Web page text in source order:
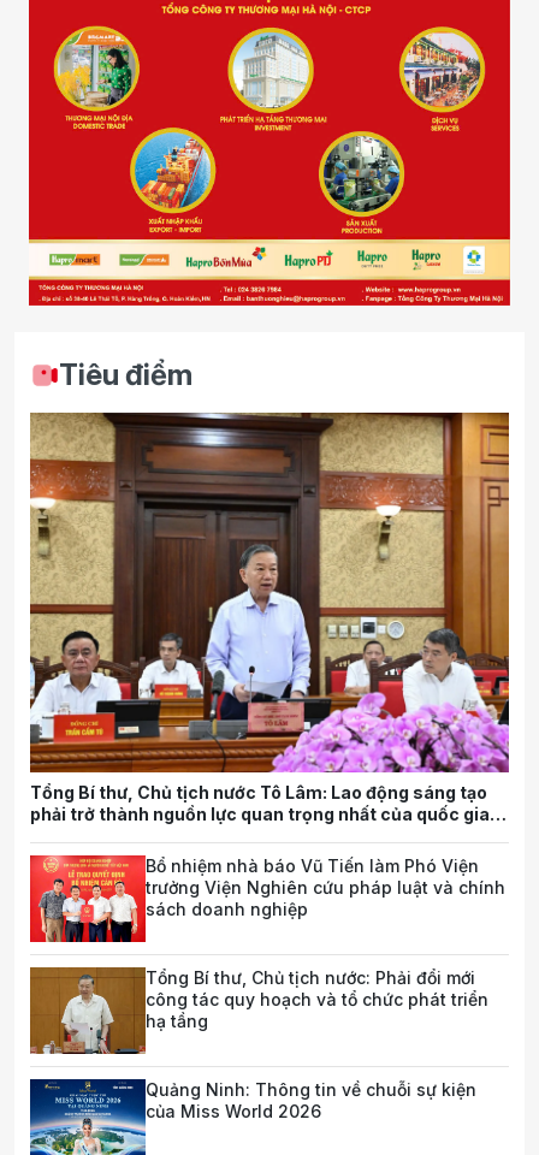
Tiêu điểm
Tổng Bí thư, Chủ tịch nước Tô Lâm: Lao động sáng tạo
phải trở thành nguồn lực quan trọng nhất của quốc gia
Bổ nhiệm nhà báo Vũ Tiến làm Phó Viện
trưởng Viện Nghiên cứu pháp luật và chính
sách doanh nghiệp
Tổng Bí thư, Chủ tịch nước: Phải đổi mới
công tác quy hoạch và tổ chức phát triển
hạ tầng
Quảng Ninh: Thông tin về chuỗi sự kiện
của Miss World 2026